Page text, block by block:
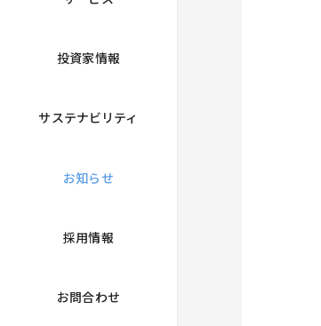
投資家情報
サステナビリティ
お知らせ
採用情報
お問合わせ